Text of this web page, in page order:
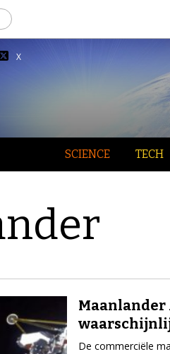
X
SCIENCE TECH
Maanlander
De commerciële